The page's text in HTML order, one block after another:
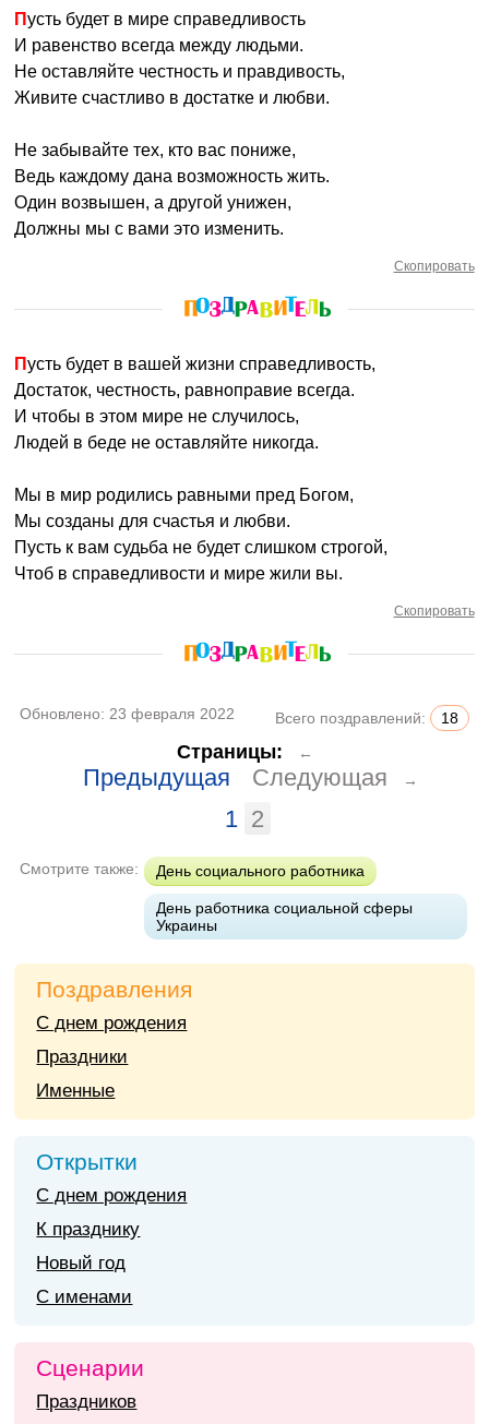
Пусть будет в мире справедливость
И равенство всегда между людьми.
Не оставляйте честность и правдивость,
Живите счастливо в достатке и любви.
Не забывайте тех, кто вас пониже,
Ведь каждому дана возможность жить.
Один возвышен, а другой унижен,
Должны мы с вами это изменить.
Скопировать
Пусть будет в вашей жизни справедливость,
Достаток, честность, равноправие всегда.
И чтобы в этом мире не случилось,
Людей в беде не оставляйте никогда.
Мы в мир родились равными пред Богом,
Мы созданы для счастья и любви.
Пусть к вам судьба не будет слишком строгой,
Чтоб в справедливости и мире жили вы.
Скопировать
Обновлено: 23 февраля 2022 Всего поздравлений: 18
Страницы: ←
Предыдущая Следующая →
1 2
Смотрите также: День социального работника
День работника социальной сферы
Украины
Поздравления
С днем рождения
Праздники
Именные
Открытки
С днем рождения
К празднику
Новый год
С именами
Сценарии
Праздников